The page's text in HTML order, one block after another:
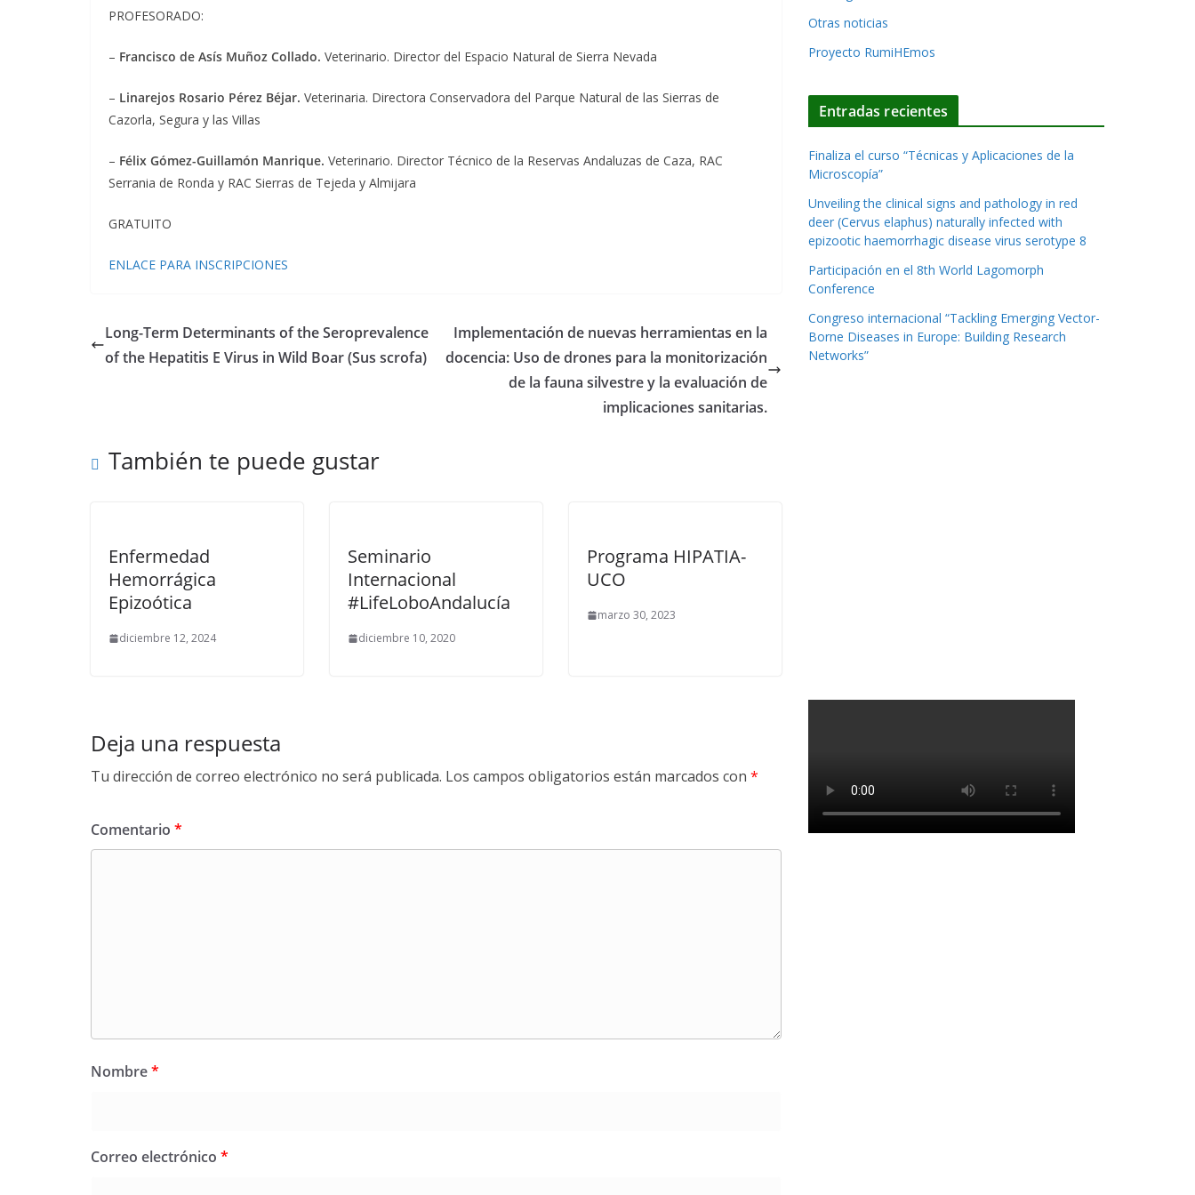
PROFESORADO:
– Francisco de Asís Muñoz Collado. Veterinario. Director del Espacio Natural de Sierra Nevada
– Linarejos Rosario Pérez Béjar. Veterinaria. Directora Conservadora del Parque Natural de las Sierras de
Cazorla, Segura y las Villas
– Félix Gómez-Guillamón Manrique. Veterinario. Director Técnico de la Reservas Andaluzas de Caza, RAC
Serrania de Ronda y RAC Sierras de Tejeda y Almijara
GRATUITO
ENLACE PARA INSCRIPCIONES
Long-Term Determinants of the Seroprevalence
of the Hepatitis E Virus in Wild Boar (Sus scrofa)
Implementación de nuevas herramientas en la
docencia: Uso de drones para la monitorización
de la fauna silvestre y la evaluación de
implicaciones sanitarias.
También te puede gustar
Enfermedad
Hemorrágica
Epizoótica
diciembre 12, 2024
Seminario
Internacional
#LifeLoboAndalucía
diciembre 10, 2020
Programa HIPATIA-
UCO
marzo 30, 2023
Deja una respuesta
Tu dirección de correo electrónico no será publicada. Los campos obligatorios están marcados con *
Comentario *
Nombre*
Correo electrónico *
Otras noticias
Proyecto RumiHEmos
Entradas recientes
Finaliza el curso “Técnicas y Aplicaciones de la
Microscopía”
Unveiling the clinical signs and pathology in red
deer (Cervus elaphus) naturally infected with
epizootic haemorrhagic disease virus serotype 8
Participación en el 8th World Lagomorph
Conference
Congreso internacional “Tackling Emerging Vector-
Borne Diseases in Europe: Building Research
Networks”